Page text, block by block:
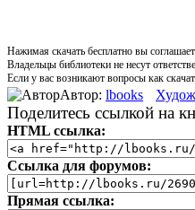
Нажимая скачать бесплатно вы
Владельцы библиотеки не несут
Если у вас возникают вопросы как
Автор: lbooks
Поделитесь ссылкой на
HTML ссылка:
Ссылка для форумов:
Прямая ссылка: